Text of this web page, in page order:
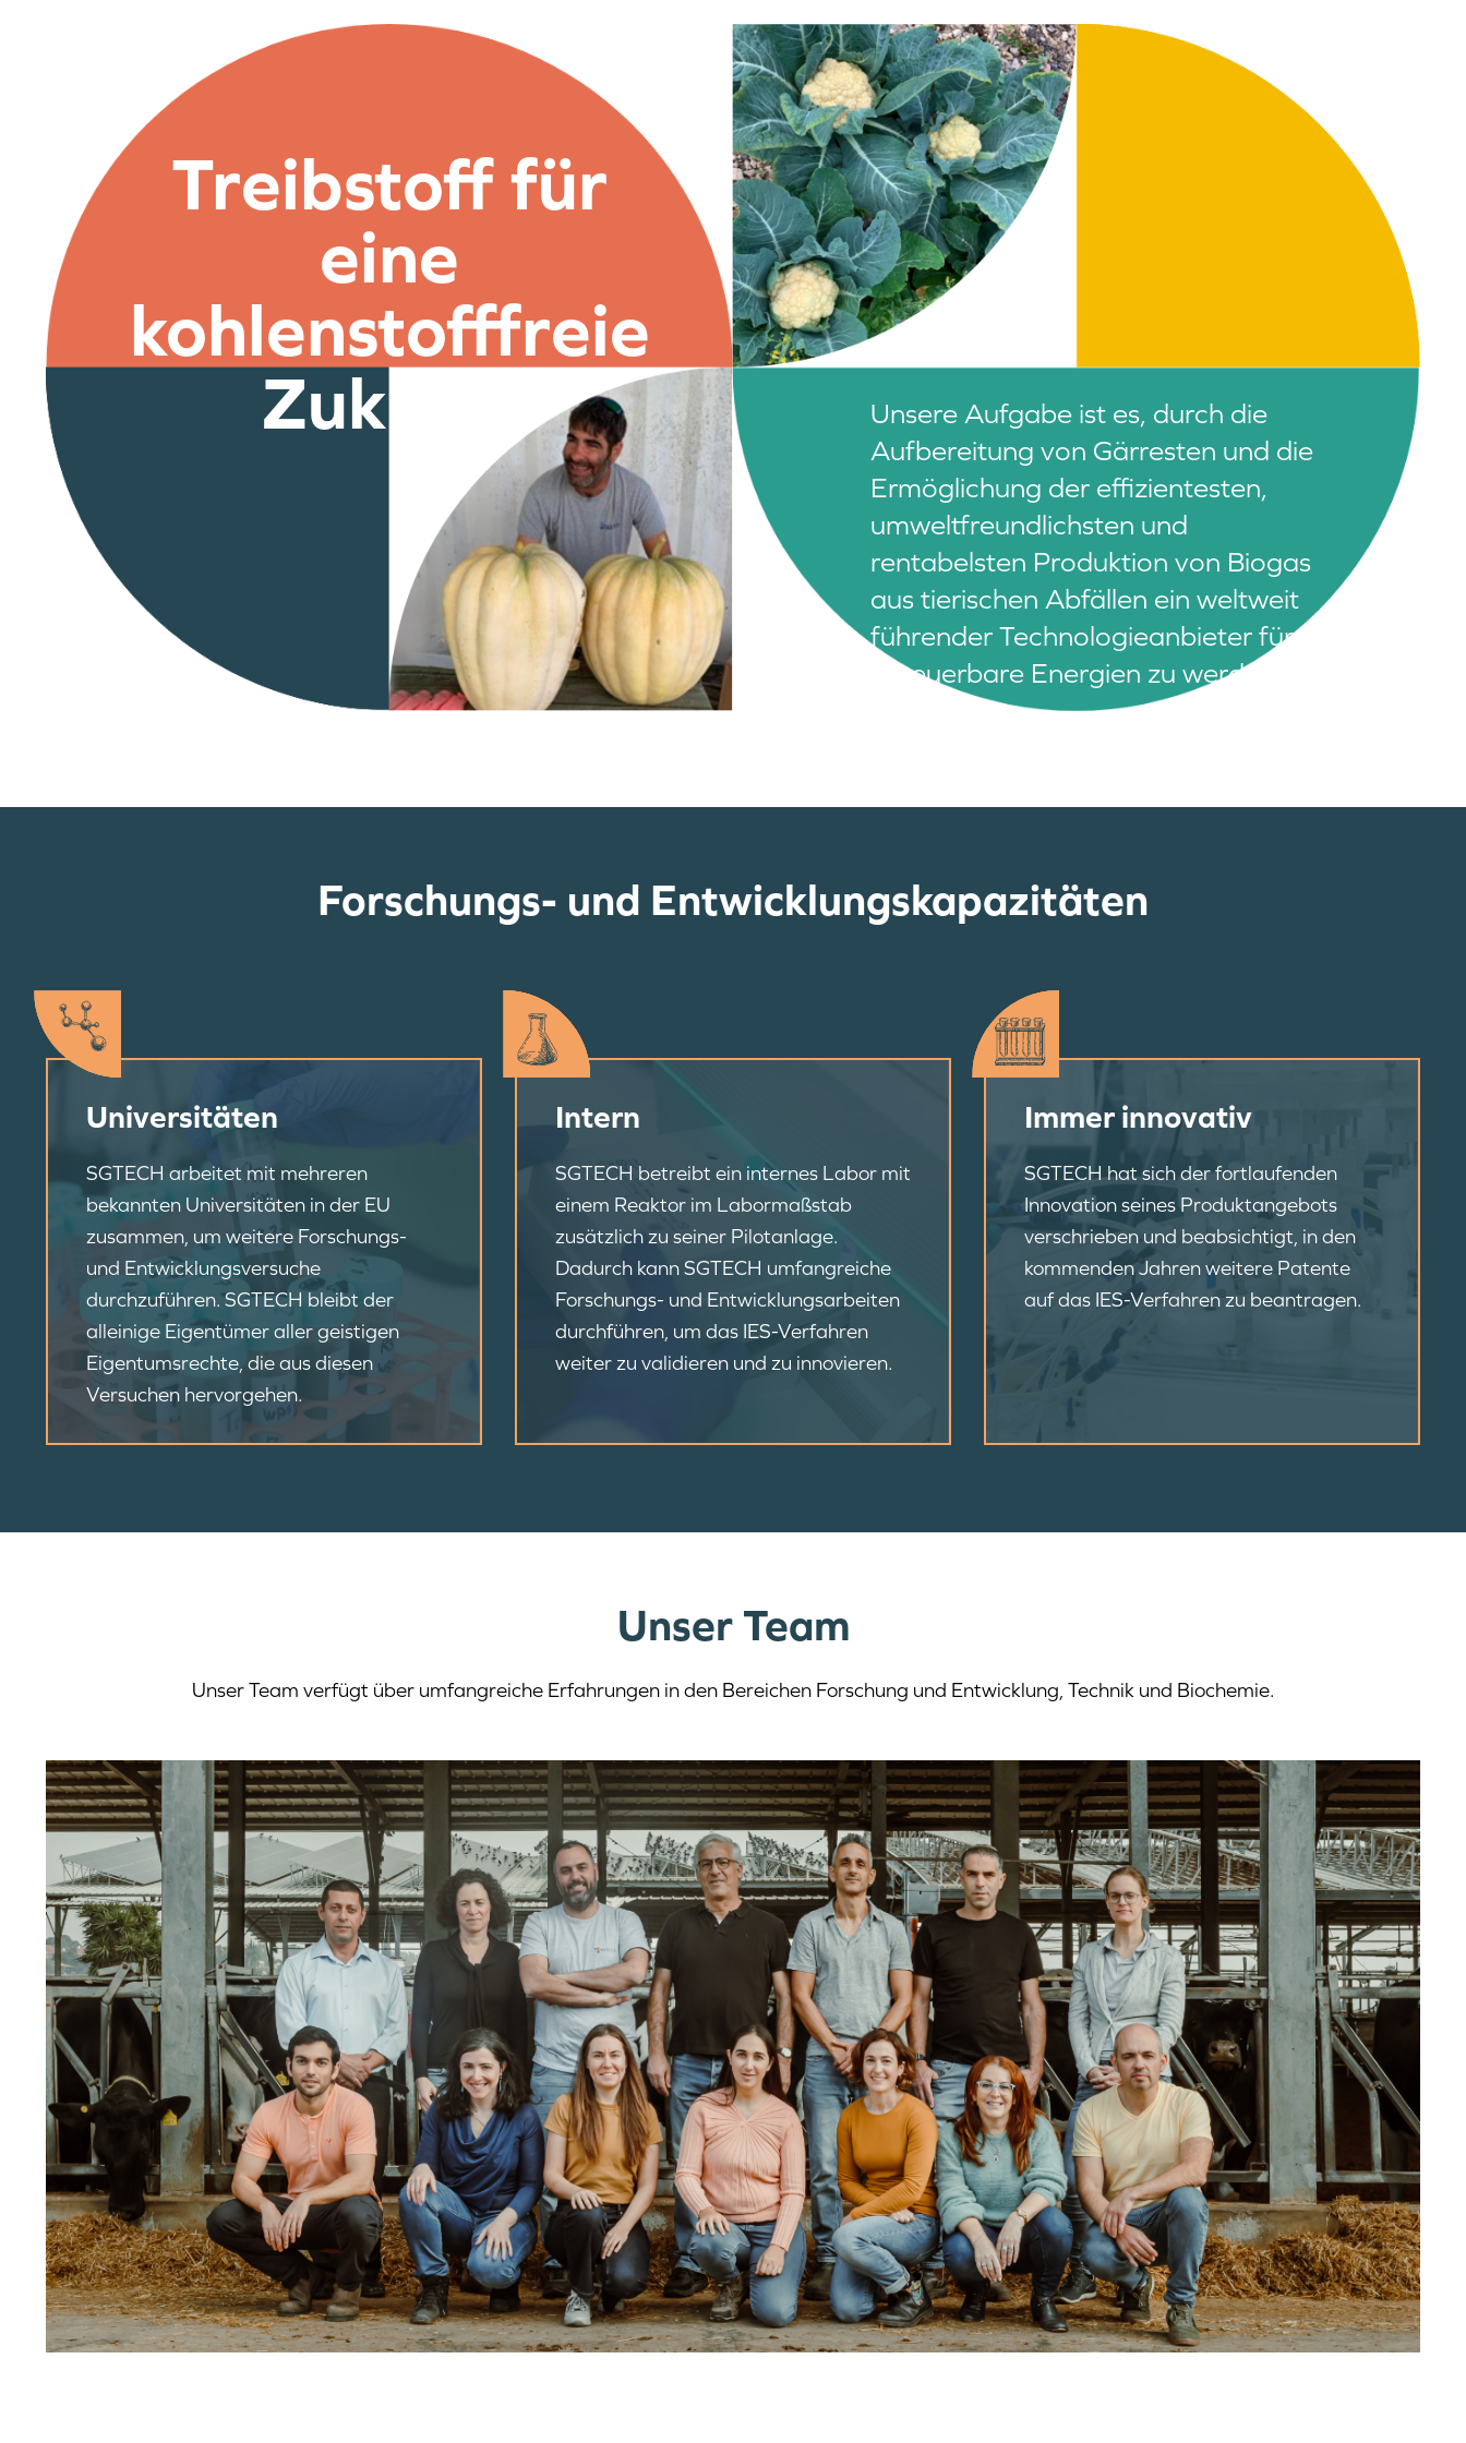
Treibstoff für
eine
kohlenstofffreie
Zukunft
Unsere Aufgabe ist es, durch die
Aufbereitung von Gärresten und die
Ermöglichung der effizientesten,
umweltfreundlichsten und
rentabelsten Produktion von Biogas
aus tierischen Abfällen ein weltweit
führender Technologieanbieter für
erneuerbare Energien zu werden.
Forschungs- und Entwicklungskapazitäten
Universitäten
SGTECH arbeitet mit mehreren
bekannten Universitäten in der EU
zusammen, um weitere Forschungs-
und Entwicklungsversuche
durchzuführen. SGTECH bleibt der
alleinige Eigentümer aller geistigen
Eigentumsrechte, die aus diesen
Versuchen hervorgehen.
Intern
SGTECH betreibt ein internes Labor mit
einem Reaktor im Labormaßstab
zusätzlich zu seiner Pilotanlage.
Dadurch kann SGTECH umfangreiche
Forschungs- und Entwicklungsarbeiten
durchführen, um das IES-Verfahren
weiter zu validieren und zu innovieren.
Immer innovativ
SGTECH hat sich der fortlaufenden
Innovation seines Produktangebots
verschrieben und beabsichtigt, in den
kommenden Jahren weitere Patente
auf das IES-Verfahren zu beantragen.
Unser Team
Unser Team verfügt über umfangreiche Erfahrungen in den Bereichen Forschung und Entwicklung, Technik und Biochemie.